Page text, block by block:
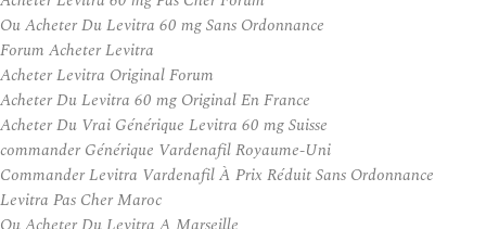
Ou Acheter Du Levitra 60 mg Sans Ordonnance
Forum Acheter Levitra
Acheter Levitra Original Forum
Acheter Du Levitra 60 mg Original En France
Acheter Du Vrai Générique Levitra 60 mg Suisse
commander Générique Vardenafil Royaume-Uni
Commander Levitra Vardenafil À Prix Réduit Sans Ordonnance
Levitra Pas Cher Maroc